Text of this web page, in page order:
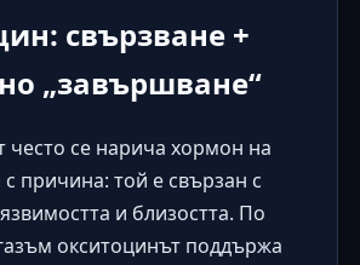
свързване +
„завършване“
често се нарича хормон на
причина: той е свързан с
и близостта. По
окситоцинът поддържа